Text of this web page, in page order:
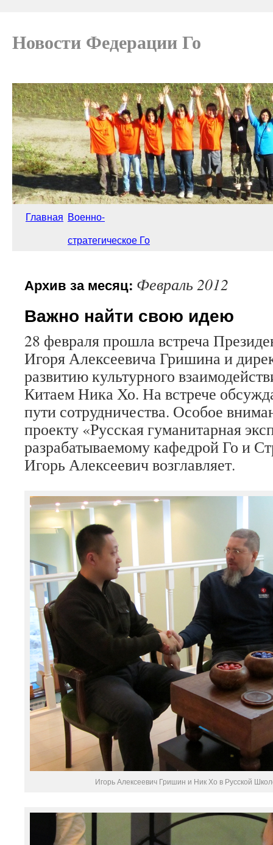
Новости Федерации Го
Главная Военно-
стратегическое Го
Архив за месяц: Февраль 2012
Важно найти свою идею
28 февраля прошла встреча
Игоря Алексеевича Гришина и
развитию культурного
Китаем Ника Хо. На встрече
пути сотрудничества. Особое
проекту «Русская гуманитарная
разрабатываемому кафедрой Го и
Игорь Алексеевич возглавляет.
Игорь Алексеевич Гришин и Ник Хо в Русской